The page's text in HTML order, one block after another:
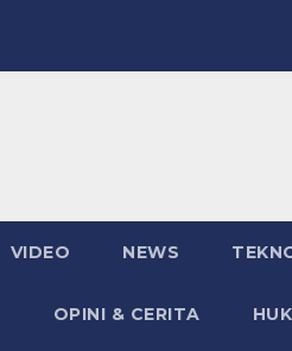
VIDEO NEWS
OPINI & CERITA